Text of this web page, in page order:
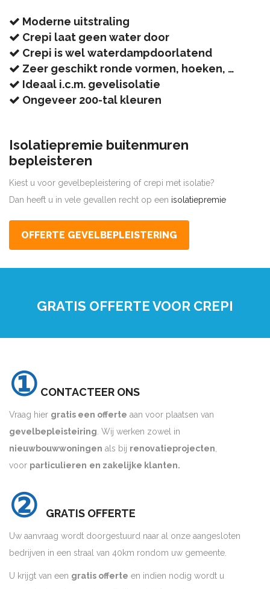
Moderne uitstraling
Crepi laat geen water door
Crepi is wel waterdampdoorlatend
Zeer geschikt ronde vormen, hoeken, …
Ideaal i.c.m. gevelisolatie
Ongeveer 200-tal kleuren
Isolatiepremie buitenmuren
bepleisteren
Kiest u voor gevelbepleistering of crepi met isolatie?
Dan heeft u in vele gevallen recht op een isolatiepremie
OFFERTE GEVELBEPLEISTERING
GRATIS OFFERTE VOOR CREPI
① CONTACTEER ONS
Vraag hier gratis een offerte aan voor plaatsen van
gevelbepleisteiring. Wij werken zowel in
nieuwbouwwoningen als bij renovatieprojecten,
voor particulieren en zakelijke klanten.
② GRATIS OFFERTE
Uw aanvraag wordt doorgestuurd naar al onze aangesloten
bedrijven in een straal van 40km rondom uw gemeente.
U krijgt van een gratis offerte en indien nodig wordt u